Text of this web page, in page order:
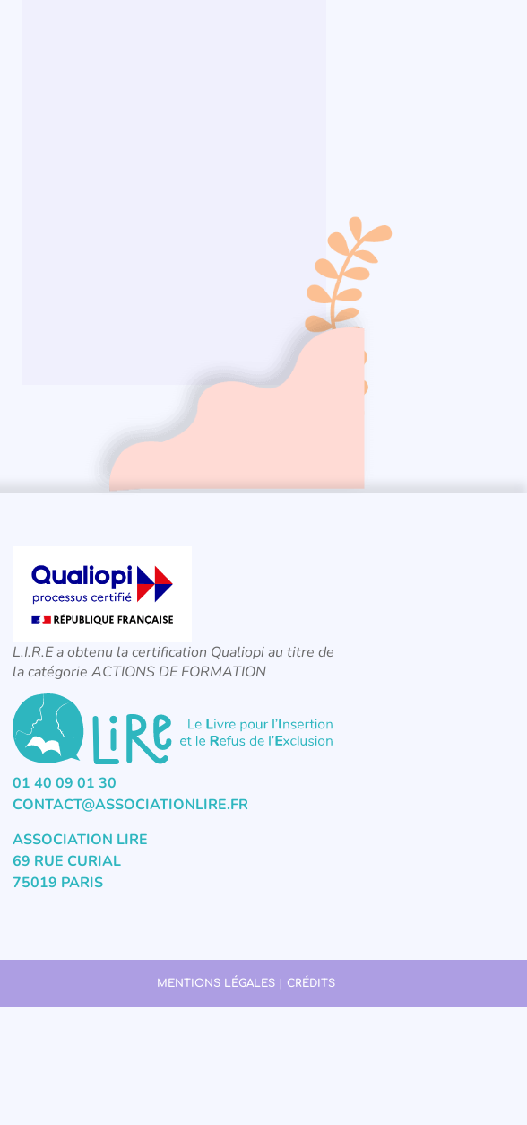
L.I.R.E a obtenu la certification Qualiopi au titre de
la catégorie ACTIONS DE FORMATION
01 40 09 01 30
CONTACT@ASSOCIATIONLIRE.FR
ASSOCIATION LIRE
69 RUE CURIAL
75019 PARIS
MENTIONS LÉGALES | CRÉDITS